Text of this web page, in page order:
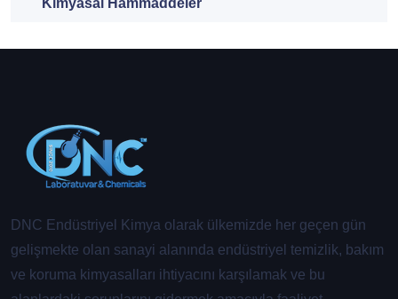
DNC Endüstriyel Kimya olarak ülkemizde her geçen gün
gelişmekte olan sanayi alanında endüstriyel temizlik, bakım
ve koruma kimyasalları ihtiyacını karşılamak ve bu